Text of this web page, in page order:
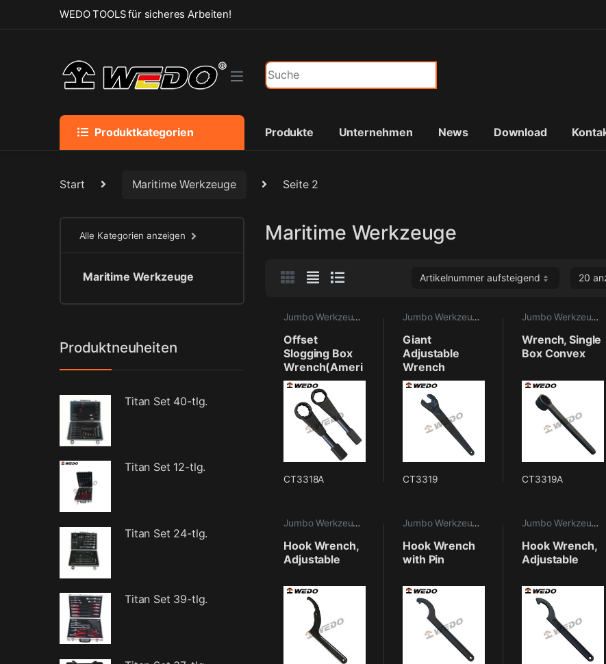
Skip to navigation
Skip to contentWEDO TOOLS für sicheres Arbeiten!
Search for:
Produktkategorien Produkte Unternehmen News Download
Start Maritime Werkzeuge Seite 2
Maritime Werkzeuge
Jumbo Werkzeuge Maritime Werkzeuge
Offset
Slogging Box
Wrench(Ameri
can Type)
CT3318A
Jumbo Werkzeuge Maritime Werkzeuge
Giant
Adjustable
Wrench
CT3319
Jumbo Werkzeuge
Wrench, Single
Box Convex
CT3319A
Jumbo Werkzeuge Maritime Werkzeuge
Hook Wrench,
Adjustable
Jumbo Werkzeuge Maritime Werkzeuge
Hook Wrench
with Pin
Jumbo Werkzeuge
Hook Wrench,
Adjustable
Alle Kategorien anzeigen
Maritime Werkzeuge
Produktneuheiten
Titan Set 40-tlg.
Titan Set 12-tlg.
Titan Set 24-tlg.
Titan Set 39-tlg.